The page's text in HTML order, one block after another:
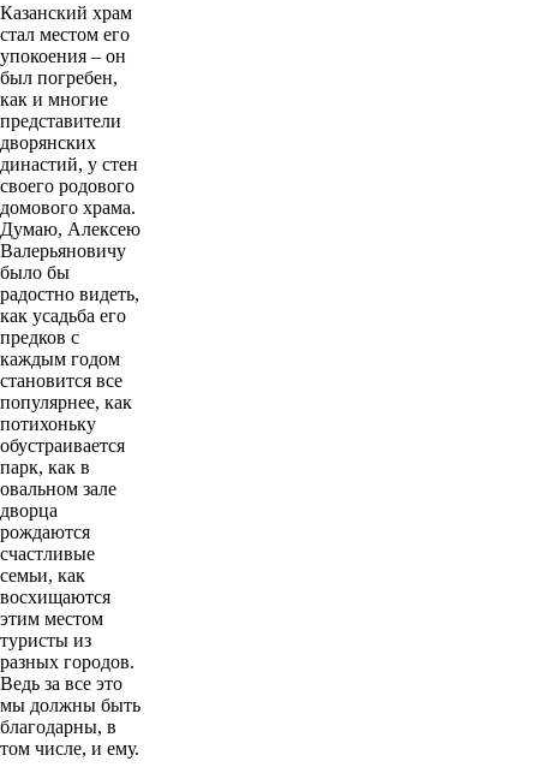
Казанский храм
стал местом его
упокоения – он
был погребен,
как и многие
представители
дворянских
династий, у стен
своего родового
домового храма.
Думаю, Алексею
Валерьяновичу
было бы
радостно видеть,
как усадьба его
предков с
каждым годом
становится все
популярнее, как
потихоньку
обустраивается
парк, как в
овальном зале
дворца
рождаются
счастливые
семьи, как
восхищаются
этим местом
туристы из
разных городов.
Ведь за все это
мы должны быть
благодарны, в
том числе, и ему.